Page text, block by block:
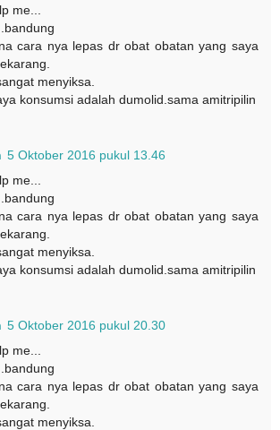
me...
cara nya lepas dr obat obatan yang saya
menyiksa.
konsumsi adalah dumolid.sama amitripilin
5 Oktober 2016 pukul 13.46
me...
cara nya lepas dr obat obatan yang saya
menyiksa.
konsumsi adalah dumolid.sama amitripilin
5 Oktober 2016 pukul 20.30
me...
cara nya lepas dr obat obatan yang saya
menyiksa.